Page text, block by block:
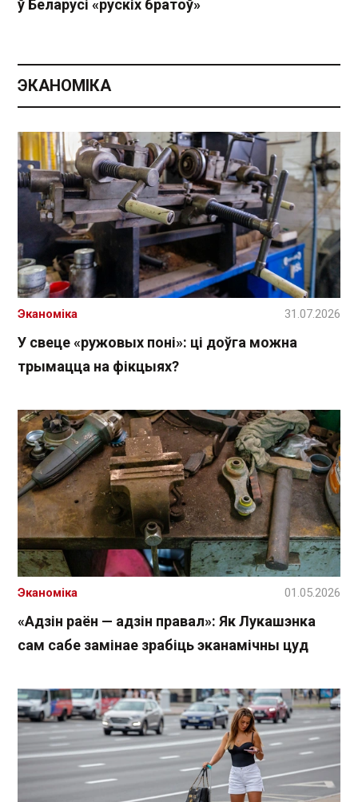
ў Беларусі «рускіх братоў»
ЭКАНОМІКА
У свеце «ружовых поні»: ці доўга можна
трымацца на фікцыях?
Эканоміка 31.07.2026
«Адзін раён — адзін правал»: Як Лукашэнка
сам сабе замінае зрабіць эканамічны цуд
Эканоміка 01.05.2026